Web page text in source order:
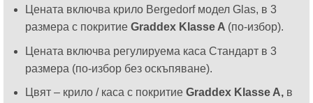
Цената включва крило Bergedorf модел Glas, в 3
размера с покритие Graddex Klasse A (по-избор).
Цената включва регулируема каса Стандарт в 3
размера (по-избор без оскъпяване).
Цвят – крило / каса с покритие Graddex Klasse A, в